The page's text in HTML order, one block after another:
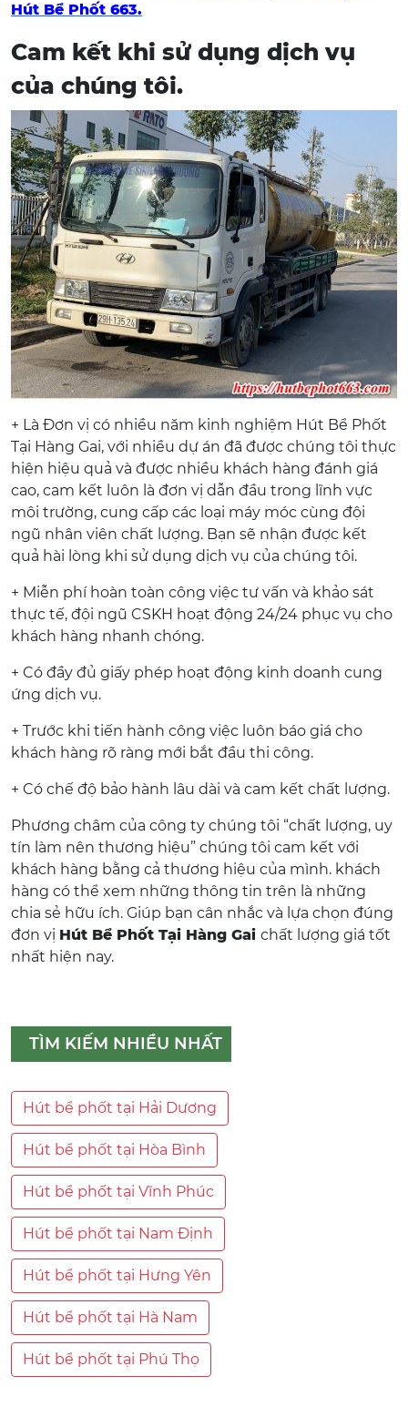
Hút Bể Phốt 663.
Cam kết khi sử dụng dịch vụ
của chúng tôi.
+ Là Đơn vị có nhiều năm kinh nghiệm Hút Bể Phốt
Tại Hàng Gai, với nhiều dự án đã được chúng tôi thực
hiện hiệu quả và được nhiều khách hàng đánh giá
cao, cam kết luôn là đơn vị dẫn đầu trong lĩnh vực
môi trường, cung cấp các loại máy móc cùng đội
ngũ nhân viên chất lượng. Bạn sẽ nhận được kết
quả hài lòng khi sử dụng dịch vụ của chúng tôi.
+ Miễn phí hoàn toàn công việc tư vấn và khảo sát
thực tế, đội ngũ CSKH hoạt động 24/24 phục vụ cho
khách hàng nhanh chóng.
+ Có đầy đủ giấy phép hoạt động kinh doanh cung
ứng dịch vụ.
+ Trước khi tiến hành công việc luôn báo giá cho
khách hàng rõ ràng mới bắt đầu thi công.
+ Có chế độ bảo hành lâu dài và cam kết chất lượng.
Phương châm của công ty chúng tôi “chất lượng, uy
tín làm nên thương hiệu” chúng tôi cam kết với
khách hàng bằng cả thương hiệu của mình. khách
hàng có thể xem những thông tin trên là những
chia sẻ hữu ích. Giúp bạn cân nhắc và lựa chọn đúng
đơn vị Hút Bể Phốt Tại Hàng Gai chất lượng giá tốt
nhất hiện nay.
TÌM KIẾM NHIỀU NHẤT
Hút bể phốt tại Hải Dương
Hút bể phốt tại Hòa Bình
Hút bể phốt tại Vĩnh Phúc
Hút bể phốt tại Nam Định
Hút bể phốt tại Hưng Yên
Hút bể phốt tại Hà Nam
Hút bể phốt tại Phú Thọ